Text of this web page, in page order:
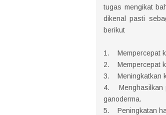
tugas mengikat
dikenal pasti
berikut
1. Mempercepat
2. Mempercepat
3. Meningkatkan
4. Menghasilkan
ganoderma.
5. Peningkatan